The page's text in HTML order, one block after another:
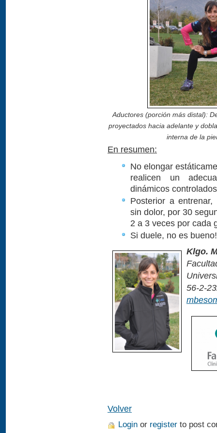
Aductores (porción más distal):
proyectados hacia adelante y
interna de la
En resumen:
No elongar
realicen un
dinámicos
Posterior a
sin dolor, por 30
2 a 3 veces por cada
Si duele, no es bueno!
Klgo.
56-2-
Volver
Login or register to post